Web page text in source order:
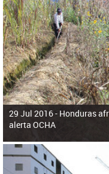
29 Jul 2016 - Honduras
alerta OCHA